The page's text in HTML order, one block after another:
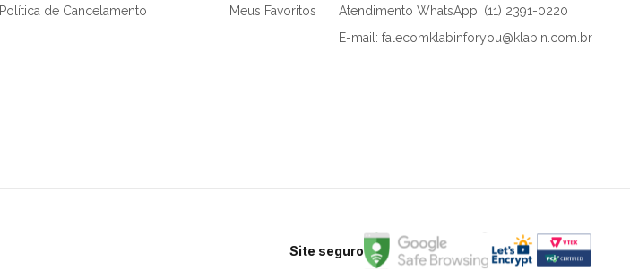
Política de Cancelamento
Meus Favoritos
Atendimento WhatsApp: (11) 2391-0220
E-mail: falecomklabinforyou@klabin.com.br
Site seguro